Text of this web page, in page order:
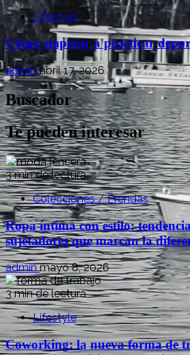
Lifestyle
Cómo empezar a practicar
adminabril 17, 2026
Buscador
Te pueden interesar
3 min de lectura
Colecciones / Prendas
Ropa íntima con estilo:
sujetadores que marcan la
adminmayo 8, 2026
3 min de lectura
Lifestyle
Coworking: la nueva forma de